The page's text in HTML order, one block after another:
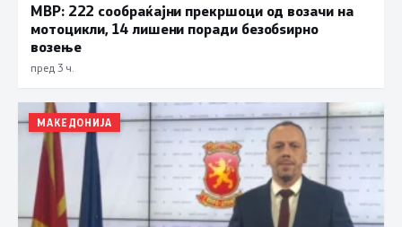
МВР: 222 сообраќајни прекршоци од возачи на
мотоцикли, 14 лишени поради безобѕирно
возење
пред 3 ч.
МАКЕДОНИЈА